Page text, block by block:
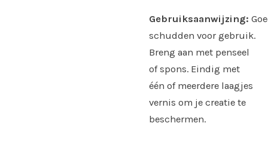
Gebruiksaanwijzing:
schudden voor gebruik.
Breng aan met penseel
of spons. Eindig met
één of meerdere laagjes
vernis om je creatie te
beschermen.